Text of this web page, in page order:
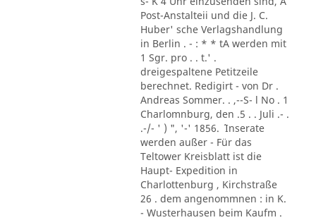
Post-Anstalteii und die J. C.
Huber' sche Verlagshandlung
in Berlin . - : * * tA werden mit
1 Sgr. pro . . t.' .
dreigespaltene Petitzeile
berechnet. Redigirt - von Dr .
Andreas Sommer. . ,--S- l No . 1
Charlomnburg, den .5 . . Juli .- .
.-/- ' ) ", '-' 1856. ´ Inserate
werden außer - Für das
Teltower Kreisblatt ist die
Haupt- Expedition in
Charlottenburg , Kirchstraße
26 . dem angenommnen : in K.
- Wusterhausen beim Kaufm .